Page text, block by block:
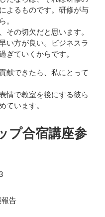
よるものです。研修が与
。
その切欠だと思います。
い方が良い。ビジネスラ
ぎていくからです。
献できたら、私にとって
情で教室を後にする彼ら
ています。
プ合宿講座参
報告